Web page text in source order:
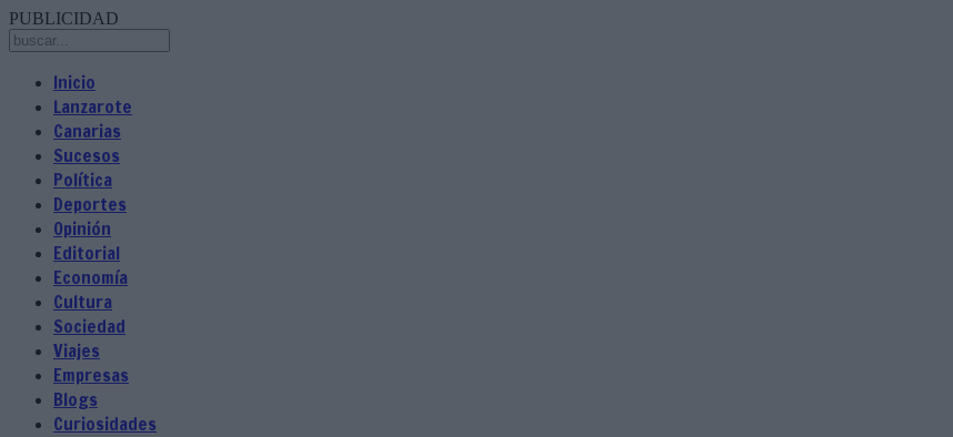
PUBLICIDAD
Inicio
Lanzarote
Canarias
Sucesos
Política
Deportes
Opinión
Editorial
Economía
Cultura
Sociedad
Viajes
Empresas
Blogs
Curiosidades